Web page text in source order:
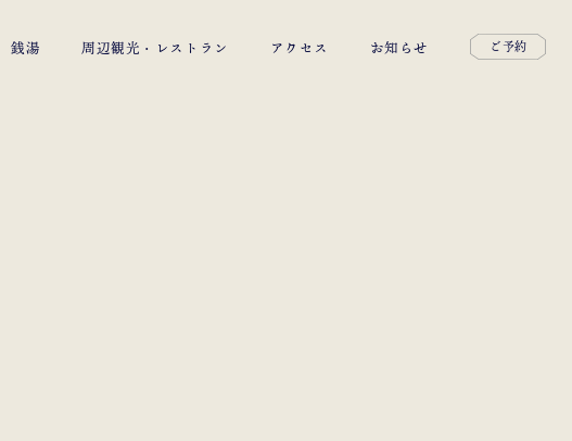
銭湯 周辺観光・レストラン アクセス お知らせ ご予約